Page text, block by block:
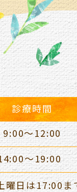
診療時間
9:00～12:00
～19:00
曜日は17:00ま